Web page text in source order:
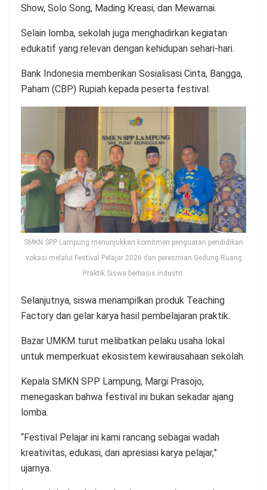
Show, Solo Song, Mading Kreasi, dan Mewarnai.
Selain lomba, sekolah juga menghadirkan kegiatan
edukatif yang relevan dengan kehidupan sehari-hari.
Bank Indonesia memberikan Sosialisasi Cinta, Bangga,
Paham (CBP) Rupiah kepada peserta festival.
SMKN SPP Lampung menunjukkan komitmen penguatan pendidikan
vokasi melalui Festival Pelajar 2026 dan peresmian Gedung Ruang
Praktik Siswa berbasis industri.
Selanjutnya, siswa menampilkan produk Teaching
Factory dan gelar karya hasil pembelajaran praktik.
Bazar UMKM turut melibatkan pelaku usaha lokal
untuk memperkuat ekosistem kewirausahaan sekolah.
Kepala SMKN SPP Lampung, Margi Prasojo,
menegaskan bahwa festival ini bukan sekadar ajang
lomba.
“Festival Pelajar ini kami rancang sebagai wadah
kreativitas, edukasi, dan apresiasi karya pelajar,”
ujarnya.